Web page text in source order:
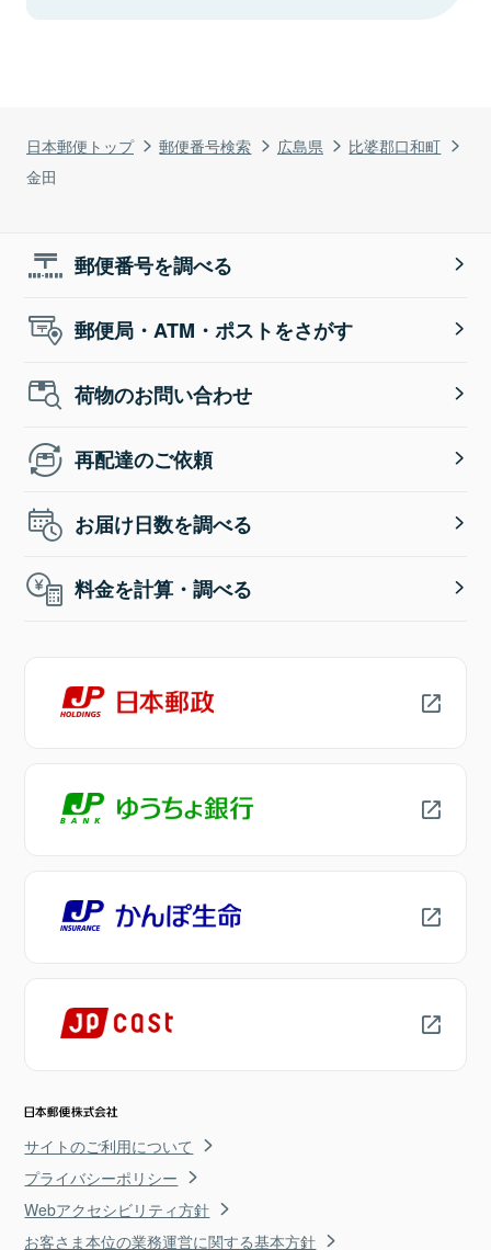
日本郵便トップ 郵便番号検索 広島県
比婆郡口和町
金田
郵便番号を調べる
郵便局・ATM・ポストをさがす
荷物のお問い合わせ
再配達のご依頼
お届け日数を調べる
料金を計算・調べる
サイトのご利用について
プライバシーポリシー
Webアクセシビリティ方針
お客さま本位の業務運営に関する基本方針